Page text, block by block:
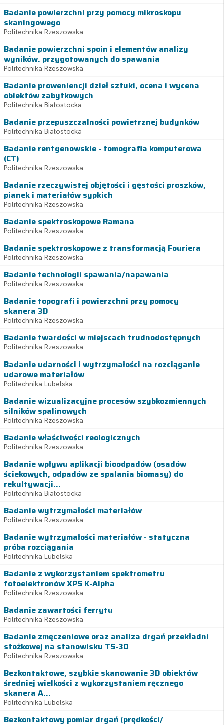
Badanie powierzchni przy pomocy mikroskopu
skaningowego
Politechnika Rzeszowska
Badanie powierzchni spoin i elementów analizy
wyników. przygotowanych do spawania
Politechnika Rzeszowska
Badanie proweniencji dzieł sztuki, ocena i wycena
obiektów zabytkowych
Politechnika Białostocka
Badanie przepuszczalności powietrznej budynków
Politechnika Białostocka
Badanie rentgenowskie - tomografia komputerowa
(CT)
Politechnika Rzeszowska
Badanie rzeczywistej objętości i gęstości proszków,
pianek i materiałów sypkich
Politechnika Rzeszowska
Badanie spektroskopowe Ramana
Politechnika Rzeszowska
Badanie spektroskopowe z transformacją Fouriera
Politechnika Rzeszowska
Badanie technologii spawania/napawania
Politechnika Rzeszowska
Badanie topografi i powierzchni przy pomocy
skanera 3D
Politechnika Rzeszowska
Badanie twardości w miejscach trudnodostępnych
Politechnika Rzeszowska
Badanie udarności i wytrzymałości na rozciąganie
udarowe materiałów
Politechnika Lubelska
Badanie wizualizacyjne procesów szybkozmiennych
silników spalinowych
Politechnika Rzeszowska
Badanie właściwości reologicznych
Politechnika Rzeszowska
Badanie wpływu aplikacji bioodpadów (osadów
ściekowych, odpadów ze spalania biomasy) do
rekultywacji...
Politechnika Białostocka
Badanie wytrzymałości materiałów
Politechnika Rzeszowska
Badanie wytrzymałości materiałów - statyczna
próba rozciągania
Politechnika Lubelska
Badanie z wykorzystaniem spektrometru
fotoelektronów XPS K-Alpha
Politechnika Rzeszowska
Badanie zawartości ferrytu
Politechnika Rzeszowska
Badanie zmęczeniowe oraz analiza drgań przekładni
stożkowej na stanowisku TS-30
Politechnika Rzeszowska
Bezkontaktowe, szybkie skanowanie 3D obiektów
średniej wielkości z wykorzystaniem ręcznego
skanera A...
Politechnika Lubelska
Bezkontaktowy pomiar drgań (prędkości/